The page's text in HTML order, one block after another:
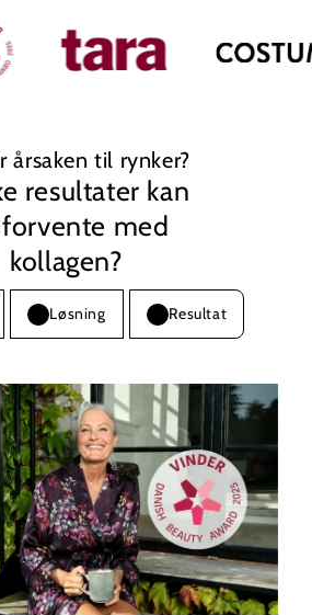
årsaken til rynker?
resultater kan
med
kollagen?
Løsning Resultat